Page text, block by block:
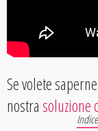
Se volete
nostrasoluzione